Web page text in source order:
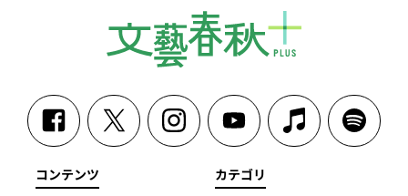
コンテンツ カテゴリ